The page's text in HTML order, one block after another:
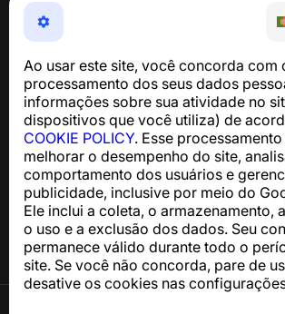
Ao usar este site, você concorda com
processamento dos seus dados
informações sobre sua atividade no
dispositivos que você utiliza) de
COOKIE POLICY. Esse
melhorar o desempenho do site,
comportamento dos usuários e
publicidade, inclusive por meio do
Ele inclui a coleta, o armazenamento,
o uso e a exclusão dos dados. Seu
permanece válido durante todo o
site. Se você não concorda, pare de
desative os cookies nas
NumBuster © 2013—2026 ·
Um app fácil de usar que protege você
Para dúvidas sobre conformidade com a
support@numbuster.com
Central de Ajuda
Notícias e Artigos
Sobre o projeto
Contatos